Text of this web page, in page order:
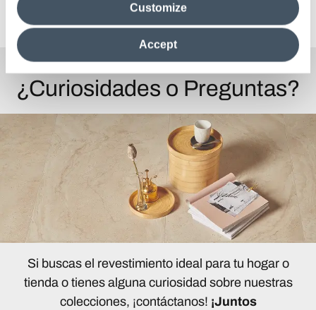
information in their possession. By closing this banner,
clicking on "Reject", it will be possible tocontinue browsing
the site after installing only technical cookies. For more
information see the
Cookie Policy
Accept
Customize
Ver todos los artículos
¿Curiosidades o Preguntas?
Si buscas el revestimiento ideal para tu hogar o
tienda o tienes alguna curiosidad sobre nuestras
colecciones, ¡contáctanos! ¡Juntos